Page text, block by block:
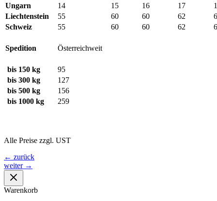
Ungarn
14 15 16 17
Liechtenstein
55 60 60 62
Schweiz
55 60 60 62
Spedition Österreichweit
bis 150 kg
95
bis 300 kg
127
bis 500 kg
156
bis 1000 kg
259
Alle Preise zzgl. UST
← zurück
weiter →
Warenkorb